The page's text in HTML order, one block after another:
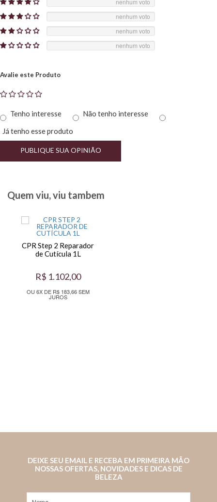
nenhum voto
nenhum voto
nenhum voto
nenhum voto
Avalie este Produto
Tenho interesse
Não tenho interesse
Já tenho esse produto
PUBLIQUE SUA OPINIÃO
Quem viu, viu tambem
CPR Step 2 Reparador
de Cutícula 1L
R$ 1.102,00
OU 6X DE R$ 183,66 SEM
JUROS
DEIXE SEU EMAIL E RECEBA EM PRIMEIRA MÃO
NOSSAS OFERTAS, NOVIDADES E DICAS DE
BELEZA